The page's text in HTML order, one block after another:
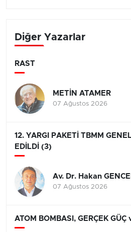
Diğer Yazarlar
RAST
METİN ATAMER
07 Ağustos 2026
12. YARGI PAKETİ TBMM
EDİLDİ (3)
Av. Dr. Hakan
07 Ağustos 2026
ATOM BOMBASI, GERÇEK GÜÇ